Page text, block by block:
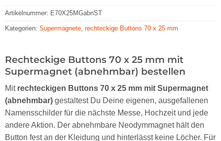
Artikelnummer: E70X25MGabnST
Kategorien: Supermagnete, rechteckige Buttons 70 x 25 mm
Rechteckige Buttons 70 x 25 mm mit
Supermagnet (abnehmbar) bestellen
Mit rechteckigen Buttons 70 x 25 mm mit Supermagnet
(abnehmbar)gestaltest Du Deine eigenen, ausgefallenen
Namensschilder für die nächste Messe, Hochzeit und jede
andere Aktion. Der abnehmbare Neodymmagnet hält den
Button fest an der Kleidung und hinterlässt keine Löcher. Für